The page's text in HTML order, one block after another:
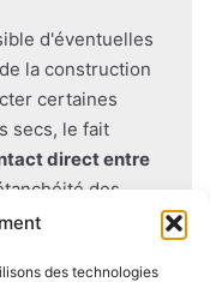
des technologies
d'éventuelles
la construction
certaines
secs, le fait
direct entre
des
en